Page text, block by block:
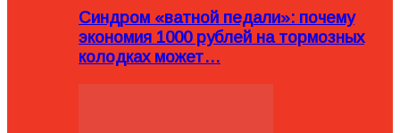
Синдром «ватной педали»: почему
экономия 1000 рублей на тормозных
колодках может…